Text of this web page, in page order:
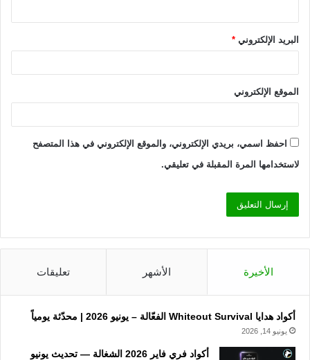
البريد الإلكتروني *
الموقع الإلكتروني
احفظ اسمي، بريدي الإلكتروني، والموقع الإلكتروني في هذا المتصفح
لاستخدامها المرة المقبلة في تعليقي.
الأخيرة الأشهر تعليقات
أكواد هدايا Whiteout Survival الفعّالة – يونيو 2026 | محدّثة يومياً
يونيو 14, 2026
أكواد فري فاير 2026 الشغالة — تحديث يونيو